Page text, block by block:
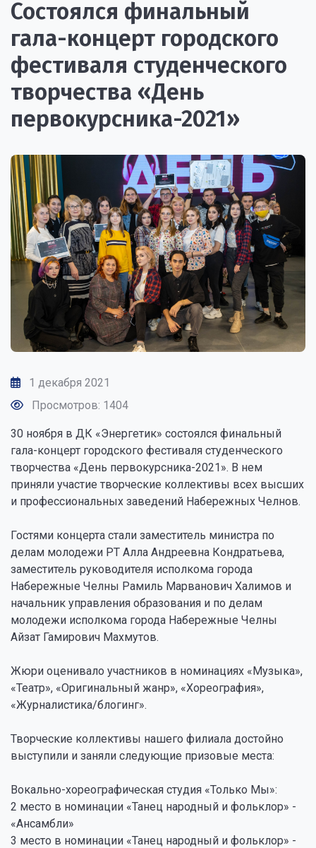
Состоялся финальный
гала-концерт городского
фестиваля студенческого
творчества «День
первокурсника-2021»
1 декабря 2021
Просмотров: 1404
30 ноября в ДК «Энергетик» состоялся финальный
гала-концерт городского фестиваля студенческого
творчества «День первокурсника-2021». В нем
приняли участие творческие коллективы всех высших
и профессиональных заведений Набережных Челнов.
Гостями концерта стали заместитель министра по
делам молодежи РТ Алла Андреевна Кондратьева,
заместитель руководителя исполкома города
Набережные Челны Рамиль Марванович Халимов и
начальник управления образования и по делам
молодежи исполкома города Набережные Челны
Айзат Гамирович Махмутов.
Жюри оценивало участников в номинациях «Музыка»,
«Театр», «Оригинальный жанр», «Хореография»,
«Журналистика/блогинг».
Творческие коллективы нашего филиала достойно
выступили и заняли следующие призовые места:
Вокально-хореографическая студия «Только Мы»:
2 место в номинации «Танец народный и фольклор» -
«Ансамбли»
3 место в номинации «Танец народный и фольклор» -